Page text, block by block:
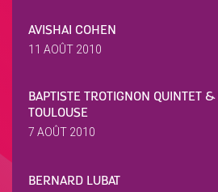
AVISHAI COHEN
11 AOÛT 2010
BAPTISTE TROTIGNON QUINTET
TOULOUSE
7 AOÛT 2010
BERNARD LUBAT